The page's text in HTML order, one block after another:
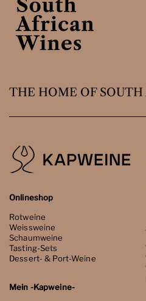
THE HOME OF SOUTH
Onlineshop
Rotweine
Weissweine
Schaumweine
Tasting-Sets
Dessert- & Port-Weine
Mein -Kapweine-